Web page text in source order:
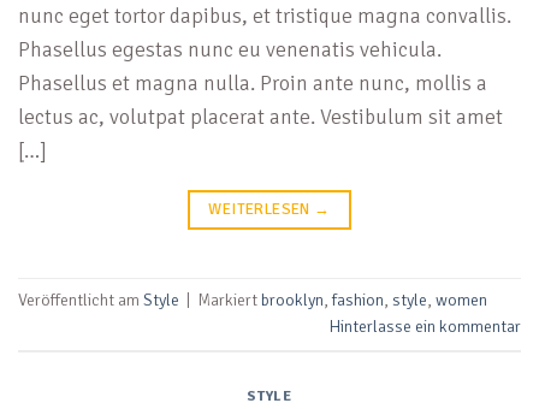
nunc eget tortor dapibus, et tristique magna convallis.
Phasellus egestas nunc eu venenatis vehicula.
Phasellus et magna nulla. Proin ante nunc, mollis a
lectus ac, volutpat placerat ante. Vestibulum sit amet
[…]
WEITERLESEN →
Veröffentlicht am Style Markiert brooklyn,fashion, style, women
Hinterlasse ein kommentar
STYLE